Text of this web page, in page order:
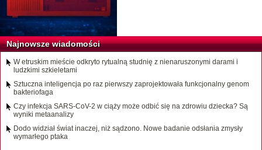
Najnowsze wiadomości
W etruskim mieście odkryto rytualną studnię z nienaruszonymi darami i
ludzkimi szkieletami
Sztuczna inteligencja po raz pierwszy zaprojektowała funkcjonalny genom
bakteriofaga
Czy infekcja SARS-CoV-2 w ciąży może odbić się na zdrowiu dziecka? Są
wyniki metaanalizy
Dodo widział świat inaczej, niż sądzono. Nowe badanie odsłania zmysły
wymarłego ptaka